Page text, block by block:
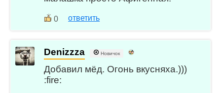
0 ответить
Denizzza Новичок
Добавил мёд. Огонь вкусняха.)))
:fire: